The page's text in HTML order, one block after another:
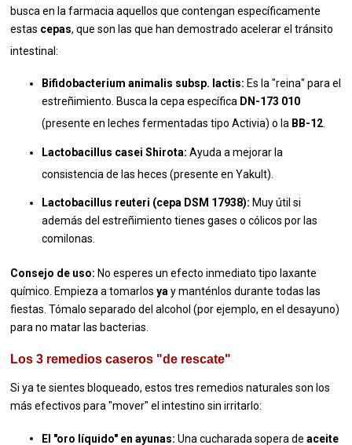
busca en la farmacia aquellos que contengan específicamente
estas cepas, que son las que han demostrado acelerar el tránsito
intestinal:
Bifidobacterium animalis subsp. lactis: Es la "reina" para el
estreñimiento. Busca la cepa específica DN-173 010
(presente en leches fermentadas tipo Activia) o la BB-12
Lactobacillus casei Shirota: Ayuda a mejorar la
consistencia de las heces (presente en Yakult).
Lactobacillus reuteri (cepa DSM 17938): Muy útil si
además del estreñimiento tienes gases o cólicos por las
comilonas.
Consejo de uso: No esperes un efecto inmediato tipo laxante
químico. Empieza a tomarlosyay manténlos durante todas las
fiestas. Tómalo separado del alcohol (por ejemplo, en el desayuno)
para no matar las bacterias.
Los 3 remedios caseros "de rescate"
Si ya te sientes bloqueado, estos tres remedios naturales son los
más efectivos para "mover" el intestino sin irritarlo:
El "oro líquido" en ayunas: Una cucharada sopera deaceite